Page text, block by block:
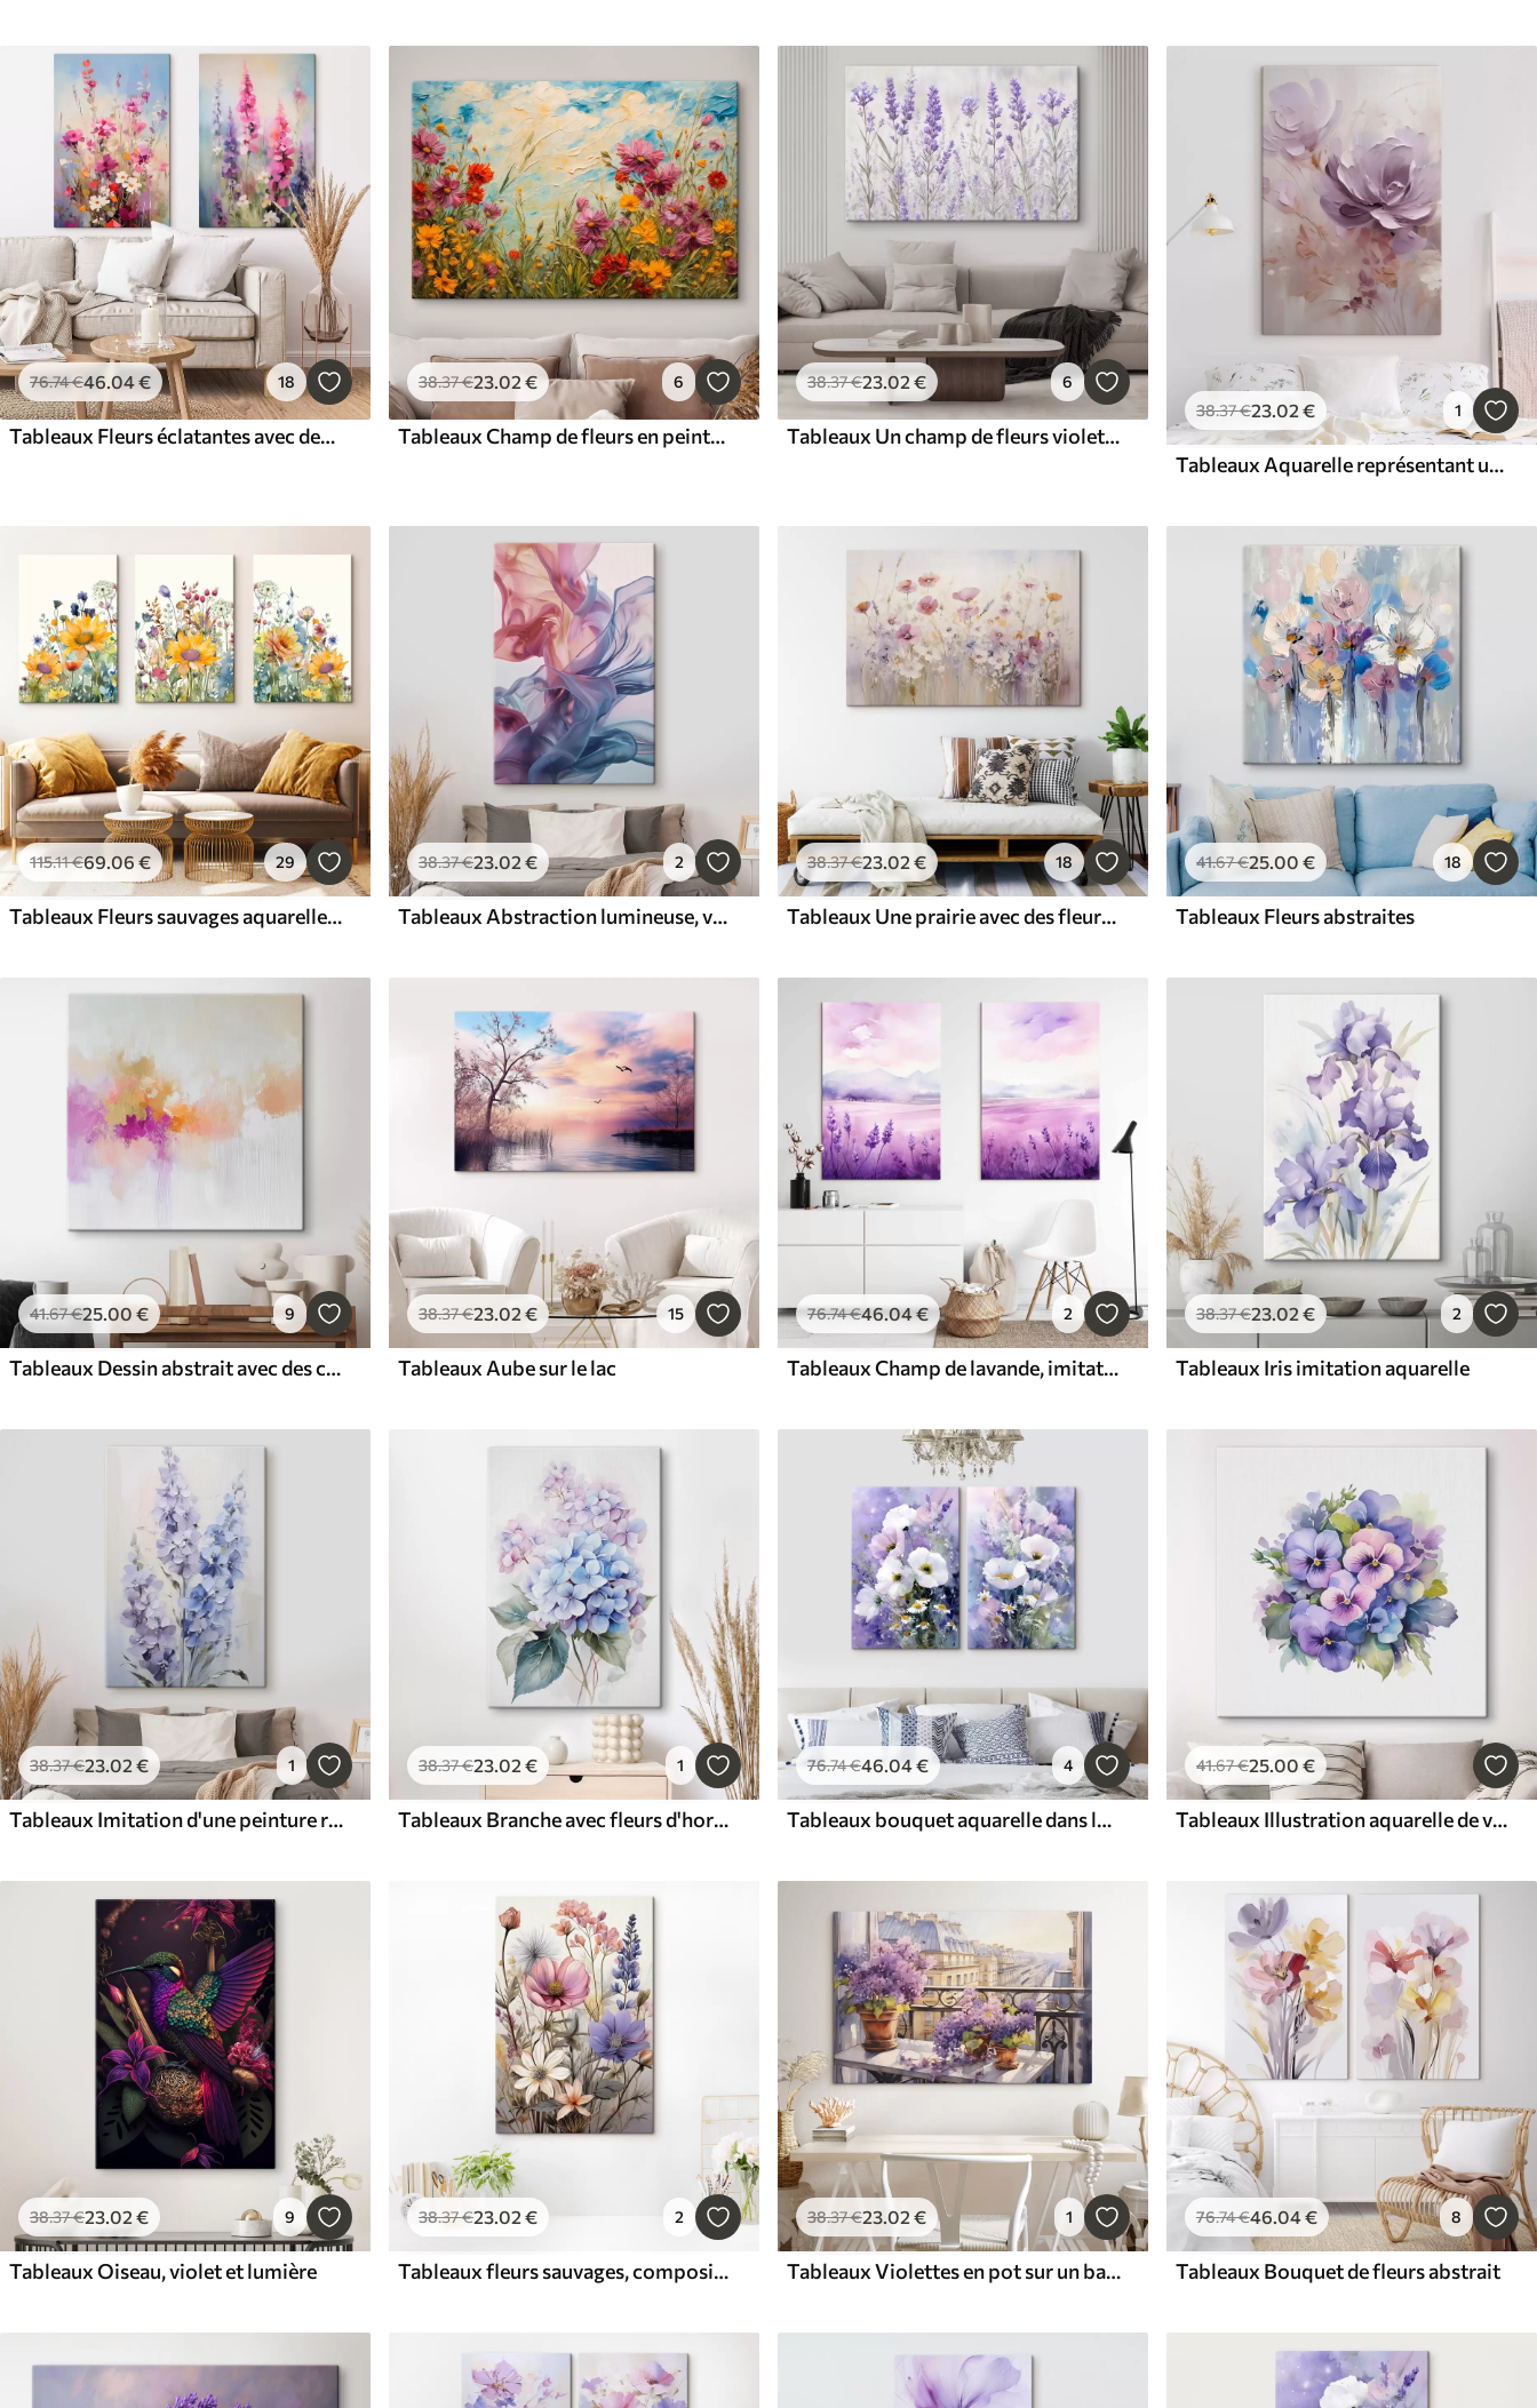
76.74€46.04€ 18
Tableaux Fleurs éclatantes avec des marguerites blanches dans un champ, coups de pinceau doux, couleurs pastel, style impressionniste
38.37€23.02 € 6
Tableaux Champ de fleurs en peinture à l'huile
38.37€23.02 € 6
Tableaux Un champ de fleurs violettes et lavandes sur un fond texturé flou
38.37€23.02 € 1
Tableaux Aquarelle représentant une pivoine lilas
115.11€69.06€ 29
Tableaux Fleurs sauvages aquarelles d’été colorées
38.37€23.02 € 2
Tableaux Abstraction lumineuse, vagues colorées, style contemporain
38.37€23.02 € 18
Tableaux Une prairie avec des fleurs à l'aquarelle dans des tons délicats de rose, de violet et de blanc, créant une atmosphère de légèreté et d'harmonie
41.67€25.00 € 18
Tableaux Fleurs abstraites
41.67€25.00 € 9
Tableaux Dessin abstrait avec des coups de pinceau
38.37€23.02€ 15
Tableaux Aube sur le lac
76.74€46.04€ 2
Tableaux Champ de lavande, imitation aquarelle
38.37€23.02 € 2
Tableaux Iris imitation aquarelle
38.37€23.02 € 1
Tableaux Imitation d'une peinture représentant des fleurs sauvages
38.37€23.02 € 1
Tableaux Branche avec fleurs d'hortensia imitation aquarelle
76.74€46.04€ 4
Tableaux bouquet aquarelle dans les tons lilas et blanc
41.67€25.00 €
Tableaux Illustration aquarelle de violettes, bouquet, fleurs, bleu, violet, couleur verte
38.37€23.02€ 9
Tableaux Oiseau, violet et lumière
38.37€23.02 € 2
Tableaux fleurs sauvages, composition florale
38.37€23.02 € 1
Tableaux Violettes en pot sur un balcon à Paris aquarelle
76.74€46.04€ 8
Tableaux Bouquet de fleurs abstrait